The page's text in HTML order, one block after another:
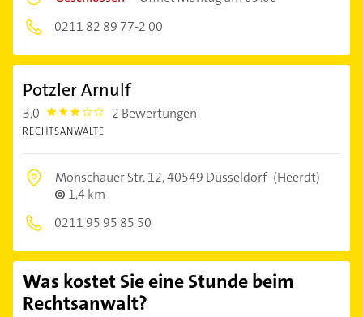
0211 82 89 77-2 00
Potzler Arnulf
3,0 3.0 2 Bewertungen
RECHTSANWÄLTE
Monschauer Str. 12,40549 Düsseldorf (Heerdt)
1,4 km
0211 95 95 85 50
Was kostet Sie eine Stunde beim
Rechtsanwalt?